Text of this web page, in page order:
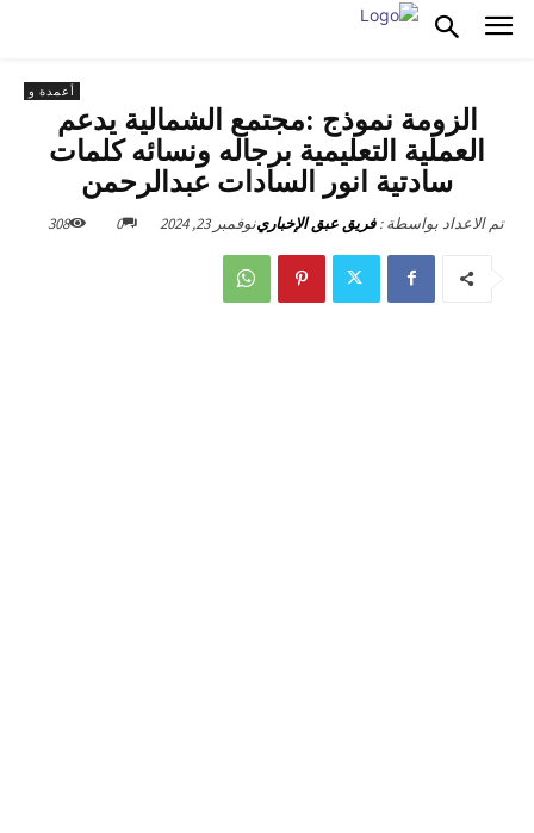
أعمدة و
الزومة نموذج :مجتمع الشمالية يدعم
العملية التعليمية برجاله ونسائه كلمات
سادتية انور السادات عبدالرحمن
تم الاعداد بواسطة : فريق عبق الإخبارينوفمبر 23, 2024 0
308